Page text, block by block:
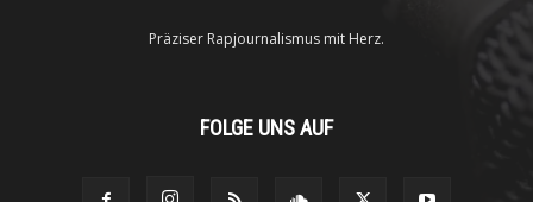
Präziser Rapjournalismus mit Herz.
FOLGE UNS AUF